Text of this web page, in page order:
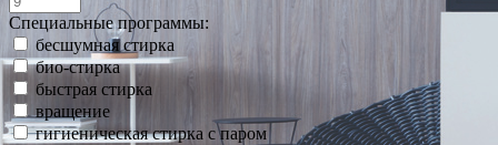
Специальные программы:
бесшумная стирка
био-стирка
быстрая стирка
вращение
гигиеническая стирка с паром